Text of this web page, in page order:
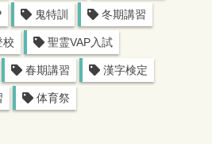
鬼特訓 冬期講習
校 聖霊VAP入試
春期講習 漢字検定
体育祭